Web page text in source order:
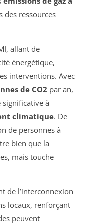
des ressources
allant de
énergétique,
interventions. Avec
de CO2 par an,
à
climatique. De
de personnes à
bien que la
mais touche
de l’interconnexion
locaux, renforçant
peuvent